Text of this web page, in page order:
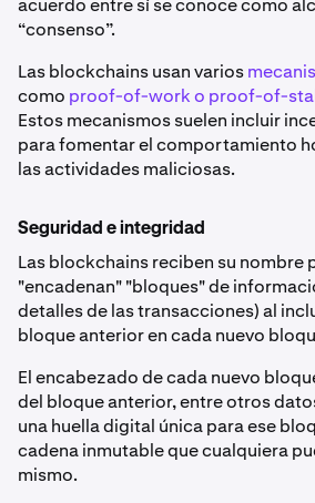
acuerdo entre sí se conoce como
“consenso”.
Las blockchains usan varios
como proof-of-work o proof-of-
Estos mecanismos suelen incluir
para fomentar el comportamiento
las actividades maliciosas.
Seguridad e integridad
Las blockchains reciben su nombre
"encadenan" "bloques" de
detalles de las transacciones) al
bloque anterior en cada nuevo
El encabezado de cada nuevo
del bloque anterior, entre otros
una huella digital única para ese
cadena inmutable que cualquiera
mismo.